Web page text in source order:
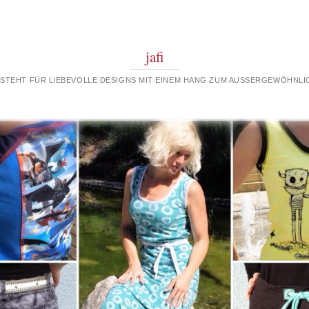
jafi
FÜR LIEBEVOLLE DESIGNS MIT EINEM HANG ZUM